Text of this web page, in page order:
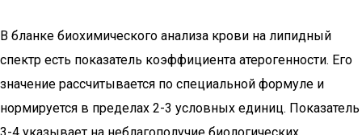
В бланке биохимического анализа крови на липидный
спектр есть показатель коэффициента атерогенности. Его
значение рассчитывается по специальной формуле и
нормируется в пределах 2-3 условных единиц. Показатель